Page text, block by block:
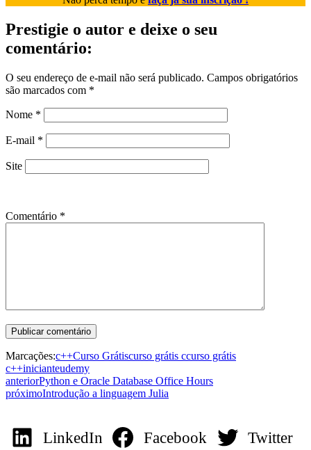
Prestigie o autor e deixe o seu
comentário:
O seu endereço de e-mail não será publicado. Campos obrigatórios
são marcados com *
Nome *
E-mail *
Site
Comentário *
Marcações:c++Curso Grátiscurso grátis ccurso grátis
c++inicianteudemy
anteriorPython e Oracle Database Office Hours
próximoIntrodução a linguagem Julia
LinkedIn Facebook Twitter